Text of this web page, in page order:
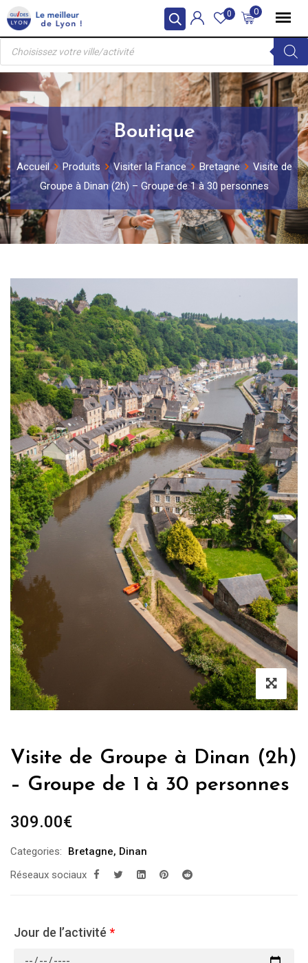
Skip
to
content
0
0
Recherche
produits
Boutique
Accueil Produits Visiter la France Bretagne
Visite de
Groupe à Dinan (2h) – Groupe de 1 à 30 personnes
Visite de Groupe à Dinan (2h)
– Groupe de 1 à 30 personnes
309.00€
Categories: Bretagne, Dinan
Réseaux sociaux
Jour de l’activité *